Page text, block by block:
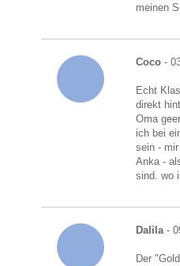
meinen
Coco -
Echt
direkt
Oma
ich bei
sein -
Anka -
sind. wo
Dalila-
Der